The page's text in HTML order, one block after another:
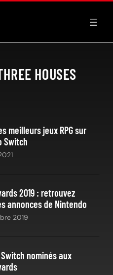
HOUSES
meilleurs jeux RPG sur
Switch
2019 : retrouvez
annonces de Nintendo
2019
nominés aux